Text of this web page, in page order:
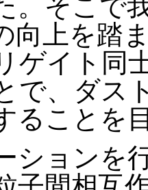
。そこで
向上を踏
ゲイト同
で、ダス
ることを
ョンを